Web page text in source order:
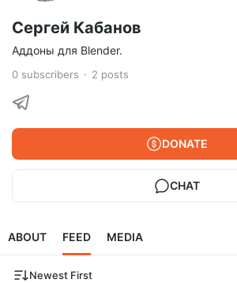
Сергей Кабанов
Аддоны для Blender.
0 subscribers 2 posts
DONATE
CHAT
ABOUT FEED MEDIA
Newest First